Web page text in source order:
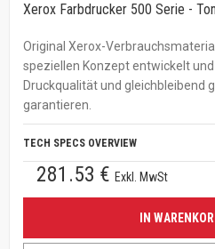
Xerox Farbdrucker 500 Serie -
Original Xerox-
speziellen Konzept entwickelt
Druckqualität und gleichbleibend
garantieren.
TECH SPECS OVERVIEW
281.53 € Exkl. MwSt
IN